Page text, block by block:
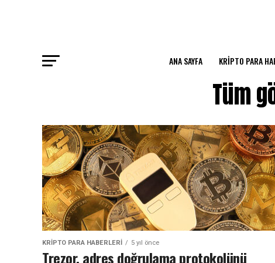
ANA SAYFA KRIPTO PARA
Tüm
KRIPTO PARA HABERLERI 5 yıl önce
Trezor, adres doğrulama protokolünü